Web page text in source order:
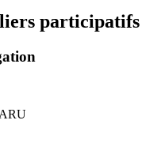
participatifs